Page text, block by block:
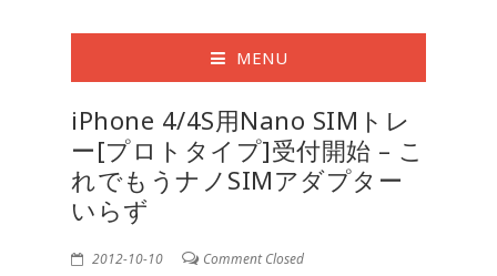
MENU
iPhone 4/4S用Nano SIMトレ
ー[プロトタイプ]受付開始 – こ
れでもうナノSIMアダプター
いらず
2012-10-10 Comment Closed